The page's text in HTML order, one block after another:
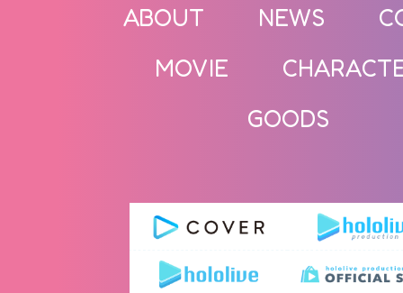
ABOUT NEWS
MOVIE
GOODS